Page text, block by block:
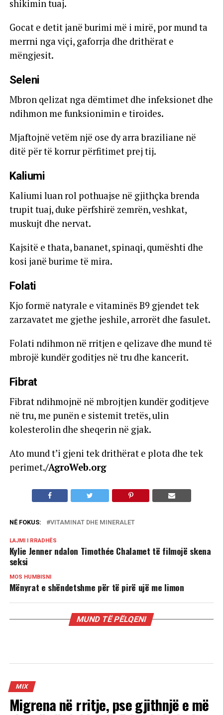
shikimin tuaj.
Gocat e detit janë burimi më i mirë, por mund ta
merrni nga viçi, gaforrja dhe drithërat e
mëngjesit.
Seleni
Mbron qelizat nga dëmtimet dhe infeksionet dhe
ndihmon me funksionimin e tiroides.
Mjaftojnë vetëm një ose dy arra braziliane në
ditë për të korrur përfitimet prej tij.
Kaliumi
Kaliumi luan rol pothuajse në gjithçka brenda
trupit tuaj, duke përfshirë zemrën, veshkat,
muskujt dhe nervat.
Kajsitë e thata, bananet, spinaqi, qumështi dhe
kosi janë burime të mira.
Folati
Kjo formë natyrale e vitaminës B9 gjendet tek
zarzavatet me gjethe jeshile, arrorët dhe fasulet.
Folati ndihmon në rritjen e qelizave dhe mund të
mbrojë kundër goditjes në tru dhe kancerit.
Fibrat
Fibrat ndihmojnë në mbrojtjen kundër goditjeve
në tru, me punën e sistemit tretës, ulin
kolesterolin dhe sheqerin në gjak.
Ato mund t’i gjeni tek drithërat e plota dhe tek
perimet./AgroWeb.org
NË FOKUS: VITAMINAT DHE MINERALET
LAJMI I RRADHËS
Kylie Jenner ndalon Timothée Chalamet të filmojë skena
seksi
MOS HUMBISNI
Mënyrat e shëndetshme për të pirë ujë me limon
MUND TË PËLQENI
MIX
Migrena në rritje, pse gjithnjë e më